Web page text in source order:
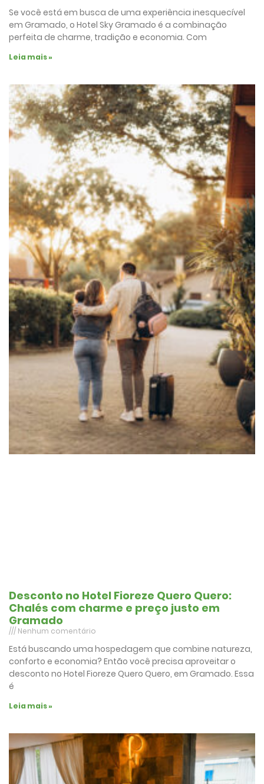
Se você está em busca de uma experiência inesquecível
em Gramado, o Hotel Sky Gramado é a combinação
perfeita de charme, tradição e economia. Com
Leia mais »
Desconto no Hotel Fioreze Quero Quero:
Chalés com charme e preço justo em
Gramado
Nenhum comentário
Está buscando uma hospedagem que combine natureza,
conforto e economia? Então você precisa aproveitar o
desconto no Hotel Fioreze Quero Quero, em Gramado. Essa
é
Leia mais »